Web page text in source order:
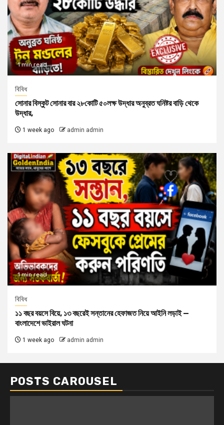
1 min read
বিবিধ
সোনার বিস্কুট সোনার বার ২৮কোটি ৫০লক্ষ উদ্ধার অনুব্রত ঘনিষ্টর বাড়ি থেকে
উদ্ধার,
1 week ago admin admin
1 min read
বিবিধ
১১ বছর বয়সে বিয়ে, ১৩ বছরেই সন্তানের হেফাজত নিয়ে আইনি লড়াই —
বাংলাদেশে ভাইরাল ঘটনা
1 week ago admin admin
POSTS CAROUSEL